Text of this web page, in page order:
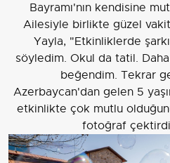
Bayramı'nın kendisine
Ailesiyle birlikte güzel
Yayla, "Etkinliklerde
söyledim. Okul da tatil.
beğendim. Tekrar
Azerbaycan'dan gelen 5
etkinlikte çok mutlu
fotoğraf